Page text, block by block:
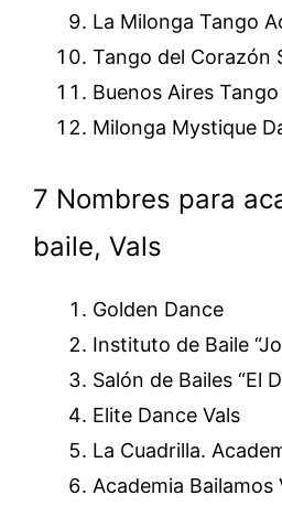
La Milonga Tango
Tango del Corazón
Buenos Aires
Milonga Mystique
7 Nombres para
baile, Vals
Golden Dance
Instituto de Baile
Salón de Bailes “El
Elite Dance Vals
La Cuadrilla.
Academia Bailamos